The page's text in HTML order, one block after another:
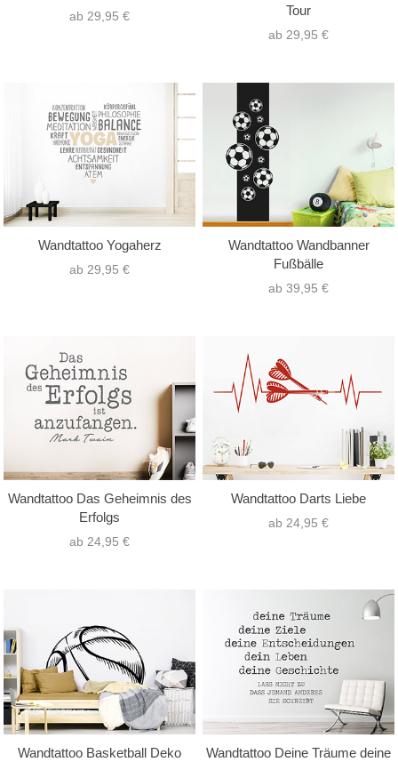
ab 29,95 €
Tour
ab 29,95 €
Wandtattoo Yogaherz
ab 29,95 €
Wandtattoo Wandbanner
Fußbälle
ab 39,95 €
Wandtattoo Das Geheimnis des
Erfolgs
ab 24,95 €
Wandtattoo Darts Liebe
ab 24,95 €
Wandtattoo Basketball Deko
Wandtattoo Deine Träume deine